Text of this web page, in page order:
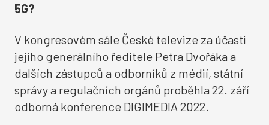
5G?
V kongresovém sále České televize za účasti
jejího generálního ředitele Petra Dvořáka a
dalších zástupců a odborníků z médií, státní
správy a regulačních orgánů proběhla 22. září
odborná konference DIGIMEDIA 2022.